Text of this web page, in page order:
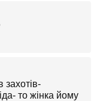
захотів-
то жінка йому